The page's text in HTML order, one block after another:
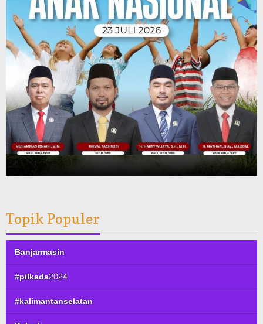
Topik Populer
Banjarmasin
#pilkada2024
#kalimantanselatan